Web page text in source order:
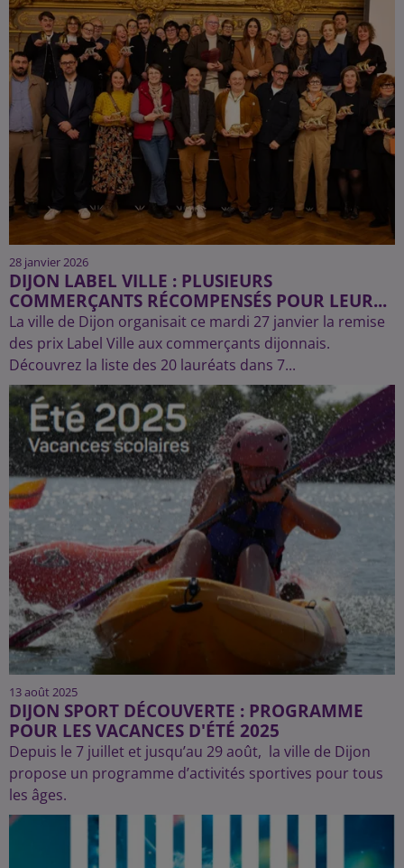
28 janvier 2026
DIJON LABEL VILLE : PLUSIEURS
COMMERÇANTS RÉCOMPENSÉS POUR LEUR...
La ville de Dijon organisait ce mardi 27 janvier la remise
des prix Label Ville aux commerçants dijonnais.
Découvrez la liste des 20 lauréats dans 7...
13 août 2025
DIJON SPORT DÉCOUVERTE : PROGRAMME
POUR LES VACANCES D'ÉTÉ 2025
Depuis le 7 juillet et jusqu’au 29 août, la ville de Dijon
propose un programme d’activités sportives pour tous
les âges.